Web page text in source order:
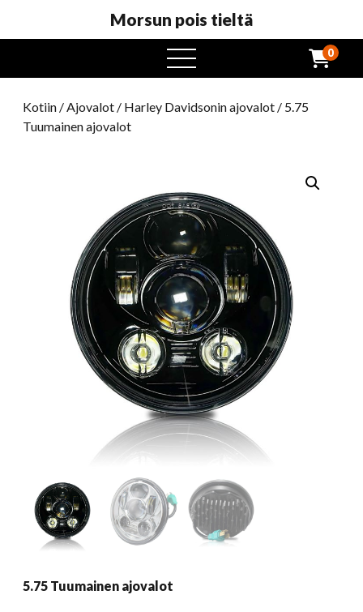
Morsun pois tieltä
avaa
valikko
0
Kotiin /Ajovalot / Harley Davidsonin ajovalot / 5.75
Tuumainen ajovalot
5.75 Tuumainen ajovalot